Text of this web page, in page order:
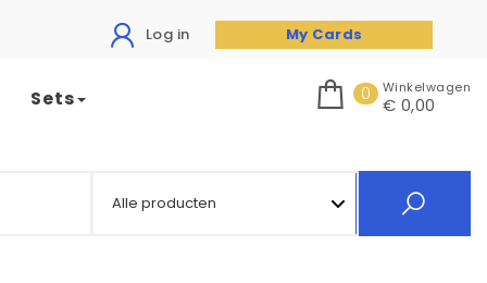
Log in My Cards
Sets 0 Winkelwagen
€ 0,00